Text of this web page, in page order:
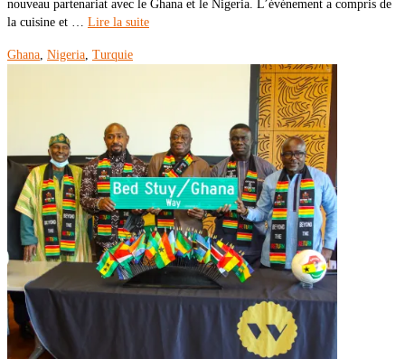
nouveau partenariat avec le Ghana et le Nigeria. L’événement a compris de
la cuisine et … Lire la suite
Ghana, Nigeria, Turquie